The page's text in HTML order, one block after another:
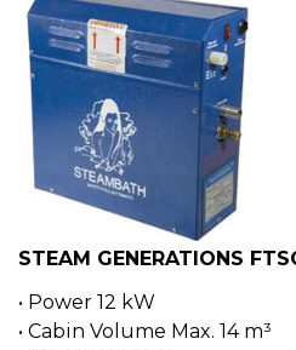
STEAM GENERATIONS
• Power 12 kW
• Cabin Volume Max. 14 m³